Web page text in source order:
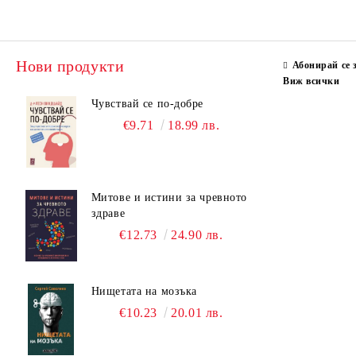
Нови продукти
Чувствай се по-добре
€9.71 18.99 лв.
Митове и истини за чревното
здраве
€12.73 24.90 лв.
Нищетата на мозъка
€10.23 20.01 лв.
Абонирай се
Виж всички